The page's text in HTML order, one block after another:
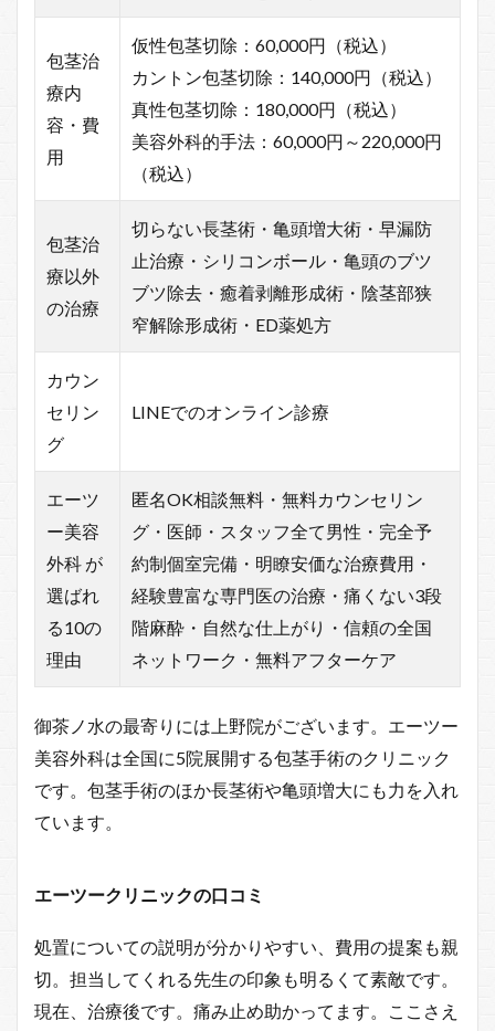
包茎治
療内
容・費
用
仮性包茎切除：60,000円（税込）
カントン包茎切除：140,000円（税込）
真性包茎切除：180,000円（税込）
美容外科的手法：60,000円～220,000円
（税込）
包茎治
療以外
の治療
切らない長茎術・亀頭増大術・早漏防
止治療・シリコンボール・亀頭のブツ
ブツ除去・癒着剥離形成術・陰茎部狭
窄解除形成術・ED薬処方
カウン
セリン
グ
LINEでのオンライン診療
エーツ
ー美容
外科 が
選ばれ
る10の
理由
匿名OK相談無料・無料カウンセリン
グ・医師・スタッフ全て男性・完全予
約制個室完備・明瞭安価な治療費用・
経験豊富な専門医の治療・痛くない3段
階麻酔・自然な仕上がり・信頼の全国
ネットワーク・無料アフターケア
御茶ノ水の最寄りには上野院がございます。エーツー
美容外科は全国に5院展開する包茎手術のクリニック
です。包茎手術のほか長茎術や亀頭増大にも力を入れ
ています。
エーツークリニックの口コミ
処置についての説明が分かりやすい、費用の提案も親
切。担当してくれる先生の印象も明るくて素敵です。
現在、治療後です。痛み止め助かってます。ここさえ